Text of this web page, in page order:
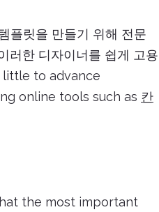
플릿을 만들기 위해 전문
러한 디자이너를 쉽게 고용
little to advance
online tools such as 칸
the most important